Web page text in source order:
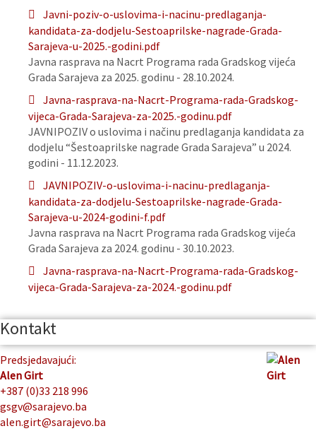
Javni-poziv-o-uslovima-i-nacinu-predlaganja-
kandidata-za-dodjelu-Sestoaprilske-nagrade-Grada-
Sarajeva-u-2025.-godini.pdf
Javna rasprava na Nacrt Programa rada Gradskog vijeća
Grada Sarajeva za 2025. godinu - 28.10.2024.
Javna-rasprava-na-Nacrt-Programa-rada-Gradskog-
vijeca-Grada-Sarajeva-za-2025.-godinu.pdf
JAVNIPOZIV o uslovima i načinu predlaganja kandidata za
dodjelu “Šestoaprilske nagrade Grada Sarajeva” u 2024.
godini - 11.12.2023.
JAVNIPOZIV-o-uslovima-i-nacinu-predlaganja-
kandidata-za-dodjelu-Sestoaprilske-nagrade-Grada-
Sarajeva-u-2024-godini-f.pdf
Javna rasprava na Nacrt Programa rada Gradskog vijeća
Grada Sarajeva za 2024. godinu - 30.10.2023.
Javna-rasprava-na-Nacrt-Programa-rada-Gradskog-
vijeca-Grada-Sarajeva-za-2024.-godinu.pdf
Kontakt
Predsjedavajući:
Alen Girt
+387 (0)33 218 996
gsgv@sarajevo.ba
alen.girt@sarajevo.ba